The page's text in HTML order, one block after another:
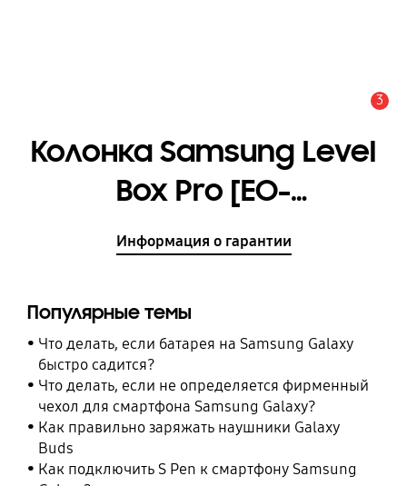
3
Колонка Samsung Level
Box Pro [EO-
SG928TFEGRU]
Информация о гарантии
Популярные темы
Что делать, если батарея на Samsung Galaxy
быстро садится?
Что делать, если не определяется фирменный
чехол для смартфона Samsung Galaxy?
Как правильно заряжать наушники Galaxy
Buds
Как подключить S Pen к смартфону Samsung